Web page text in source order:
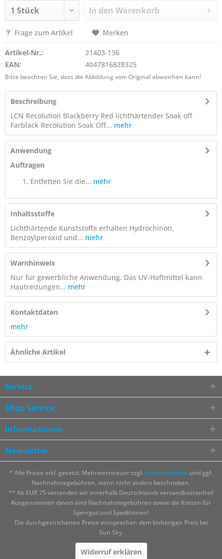
In den Warenkorb
Frage zum Artikel Merken
Artikel-Nr.:
21403-136
EAN:
4047816828325
Bitte beachten Sie, dass die Abbildung vom Original abweichen kann!
Beschreibung
LCN Recolution Blackberry Red lichthärtender Soak off
Farblack Recolution Soak Off... mehr
Anwendung
Auftragen
Entfetten Sie die... mehr
Inhaltsstoffe
Lichthärtende Kunststoffe erhalten Hydrochinon,
Benzoylperoxid und... mehr
Warnhinweis
Nur für gewerbliche Anwendung. Das UV-Haftmittel kann
Hautreizungen... mehr
Kontaktdaten
mehr
Ähnliche Artikel
Service
Shop Service
Informationen
Newsletter
* Alle Preise inkl. gesetzl. Mehrwertsteuer zzgl. Versandkosten und ggf.
Nachnahmegebühren, wenn nicht anders beschrieben.
** Ab EUR 75 versenden wir innerhalb Deutschlands versandkostenfrei!
Ausgenommen davon sind Nachnahmegebühren sowie die Kosten für
Sperrgut und Speditionen!
Die durchgestrichenen Preise entsprechen dem bisherigen Preis bei
Sun Sky.
Widerruf erklären